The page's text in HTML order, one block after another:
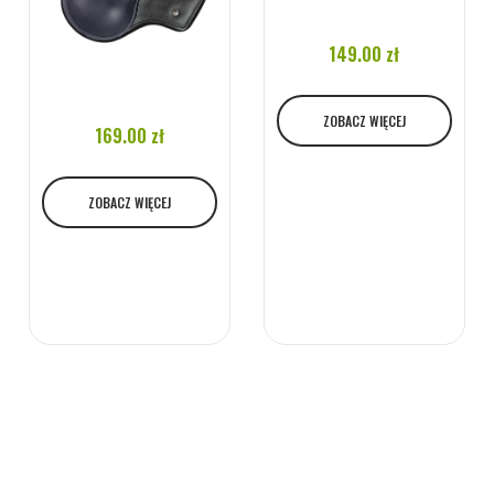
169.00 zł
ZOBACZ WIĘCEJ
149.00 zł
ZOBACZ WIĘCEJ